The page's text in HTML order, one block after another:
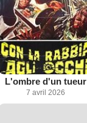
L'ombre d'un tueur
7 avril 2026